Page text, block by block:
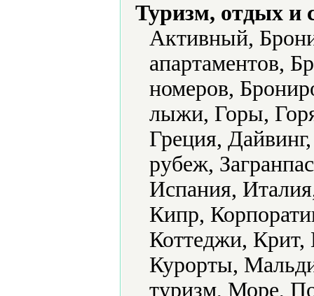
Туризм, отдых и
Активный,
апартаментов,
номеров,
лыжи, Горы,
Греция,
рубеж,
Испания,
Кипр,
Коттеджи,
Курорты,
туризм, Море,